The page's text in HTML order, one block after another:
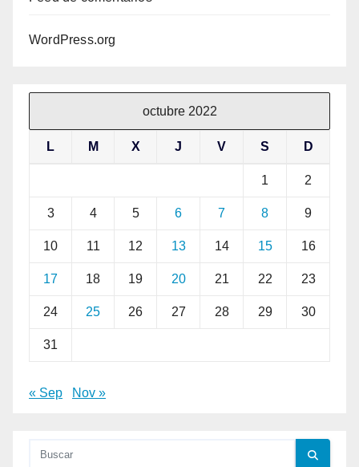
WordPress.org
octubre 2022
L M X J V S D
1 2
3 4 5 6 7 8 9
10 11 12 13 14 15 16
17 18 19 20 21 22 23
24 25 26 27 28 29 30
31
« Sep Nov »